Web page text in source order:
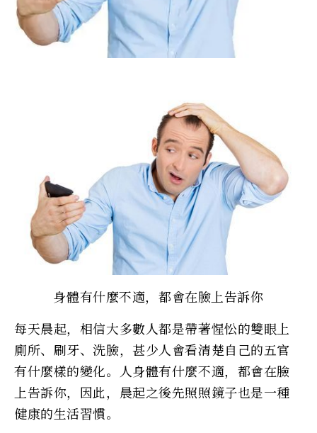
身體有什麼不適，都會在臉上告訴你
每天晨起，相信大多數人都是帶著惺忪的雙眼上
廁所、刷牙、洗臉，甚少人會看清楚自己的五官
有什麼樣的變化。人身體有什麼不適，都會在臉
上告訴你，因此，晨起之後先照照鏡子也是一種
健康的生活習慣。